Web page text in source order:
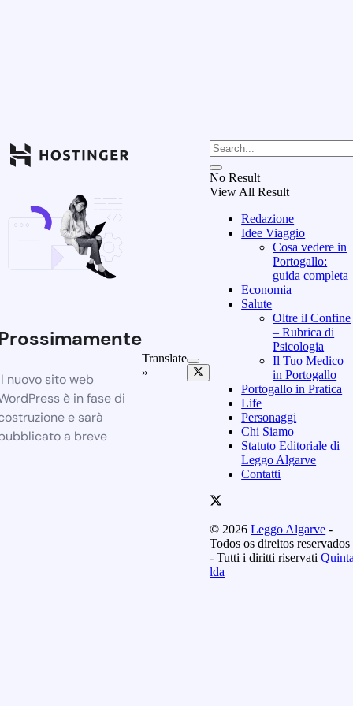
nuovo sito web
è in fase di
e sarà
a breve
Translate
»
No Result
View All Result
Redazione
Idee Viaggio
Cosa vedere in
Portogallo:
guida completa
Economia
Salute
Oltre il Confine
– Rubrica di
Psicologia
Il Tuo Medico
in Portogallo
Portogallo in Pratica
Life
Personaggi
Chi Siamo
Statuto Editoriale di
Leggo Algarve
Contatti
© 2026Leggo Algarve -
Todos os direitos reservados
- Tutti i diritti riservati
lda